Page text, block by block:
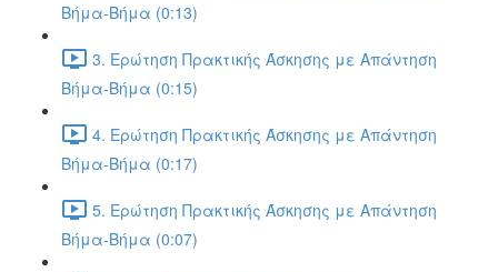
Βήμα-Βήμα (0:13)
3. Ερώτηση Πρακτικής Άσκησης με Απάντηση
Βήμα-Βήμα (0:15)
4. Ερώτηση Πρακτικής Άσκησης με Απάντηση
Βήμα-Βήμα (0:17)
5. Ερώτηση Πρακτικής Άσκησης με Απάντηση
Βήμα-Βήμα (0:07)